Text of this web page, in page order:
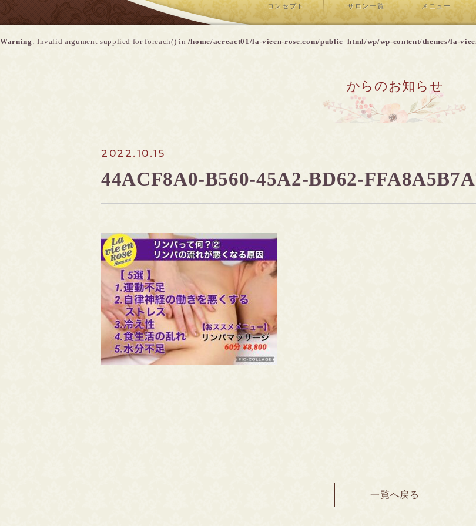
コンセプト サロン一覧 メニュー
Warning : Invalid argument supplied for foreach() in /home/acreact01/la-vieen-rose.com/public_html/wp/wp-content/themes/la-
からのお知らせ
2022.10.15
44ACF8A0-B560-45A2-BD62-
一覧へ戻る